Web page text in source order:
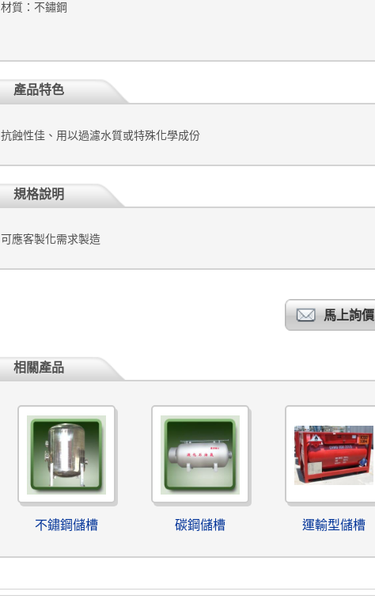
材質：不鏽鋼
產品特色
抗蝕性佳、用以過濾水質或特殊化學成份
規格說明
可應客製化需求製造
馬上詢價
相關產品
不鏽鋼儲槽 碳鋼儲槽 運輸型儲槽